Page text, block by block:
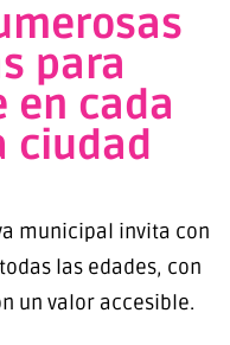
para
en cada
ciudad
municipal invita con
las edades, con
un valor accesible.